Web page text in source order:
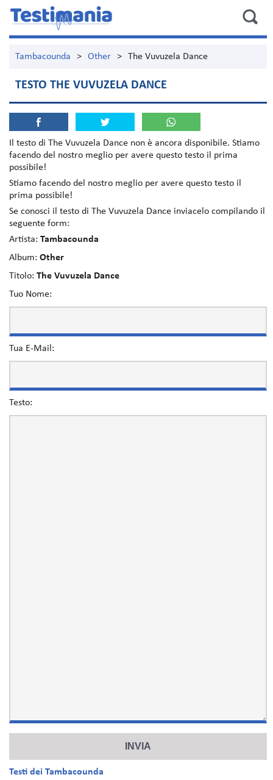
Tambacounda > Other > The Vuvuzela Dance
TESTO THE VUVUZELA DANCE
Il testo di The Vuvuzela Dance non è ancora disponibile. Stiamo
facendo del nostro meglio per avere questo testo il prima
possibile!
Stiamo facendo del nostro meglio per avere questo testo il
prima possibile!
Se conosci il testo di The Vuvuzela Dance inviacelo compilando il
seguente form:
Artista: Tambacounda
Album: Other
Titolo: The Vuvuzela Dance
Tuo Nome:
Tua E-Mail:
Testo:
Testi dei Tambacounda